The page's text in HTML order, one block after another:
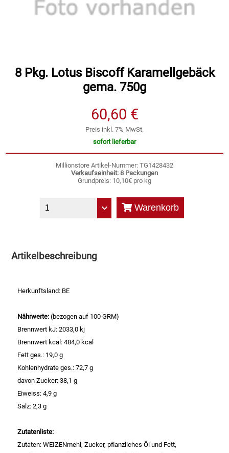
Speichermedien und Rohlinge
Zubehör
Bunte Palette
Cateringzubehör
Convenience Obst & Gemüse
Einwegartikel / Trinkhalme
Essig
Fruchtsaft
Frühstück / Cerealien
Frühstück / süße Aufstriche
Garnierung
Garten
8 Pkg. Lotus Biscoff Karamellgebäck
gema. 750g
60,60 €
Preis inkl. 7% MwSt.
sofort lieferbar
Millionstore Artikel-Nummer: TG1428432
Verkaufseinheit: 8 Packungen
Grundpreis: 10,10€ pro kg
Warenkorb
Artikelbeschreibung
Herkunftsland: BE
Nährwerte:(bezogen auf 100 GRM)
Brennwert kJ: 2033,0 kj
Brennwert kcal: 484,0 kcal
Fett ges.: 19,0 g
Kohlenhydrate ges.: 72,7 g
davon Zucker: 38,1 g
Eiweiss: 4,9 g
Salz: 2,3 g
Zutatenliste:
Zutaten: WEIZENmehl, Zucker, pflanzliches Öl und Fett,